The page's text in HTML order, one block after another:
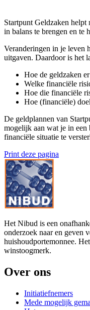
Startpunt Geldzaken helpt
in balans te brengen en te
Veranderingen in je leven
uitgaven. Daardoor is het
Hoe de geldzaken
Welke financiële
Hoe die financiële
Hoe (financiële)
De geldplannen van
mogelijk aan wat je in een
financiële situatie te
Print deze pagina
Het Nibud is een
onderzoek naar en geven
huishoudportemonnee.
winstoogmerk.
Over ons
Initiatiefnemers
Mede mogelijk